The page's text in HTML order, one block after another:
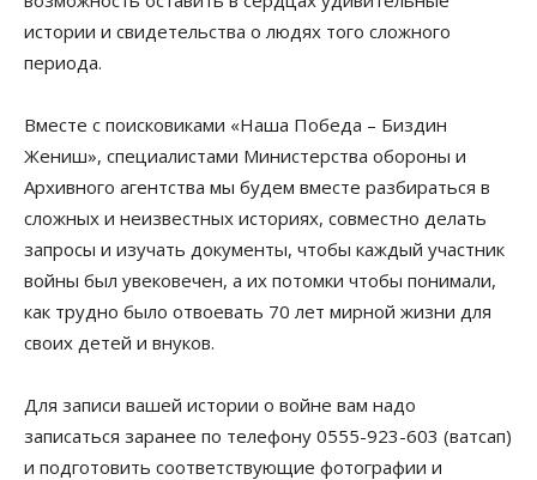
истории и свидетельства о людях того сложного
периода.
Вместе с поисковиками «Наша Победа – Биздин
Жениш», специалистами Министерства обороны и
Архивного агентства мы будем вместе разбираться в
сложных и неизвестных историях, совместно делать
запросы и изучать документы, чтобы каждый участник
войны был увековечен, а их потомки чтобы понимали,
как трудно было отвоевать 70 лет мирной жизни для
своих детей и внуков.
Для записи вашей истории о войне вам надо
записаться заранее по телефону 0555-923-603 (ватсап)
и подготовить соответствующие фотографии и